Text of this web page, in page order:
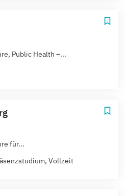
Public Health –...
für...
Vollzeit